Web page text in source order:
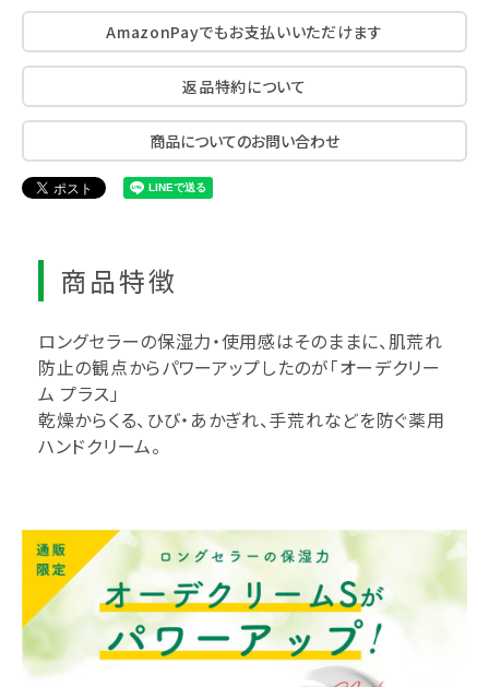
AmazonPayでもお支払いいただけます
返品特約について
商品についてのお問い合わせ
商品特徴
ロングセラーの保湿力・使用感はそのままに、肌荒れ
防止の観点からパワーアップしたのが「オーデクリー
ム プラス」
乾燥からくる、ひび・あかぎれ、手荒れなどを防ぐ薬用
ハンドクリーム。